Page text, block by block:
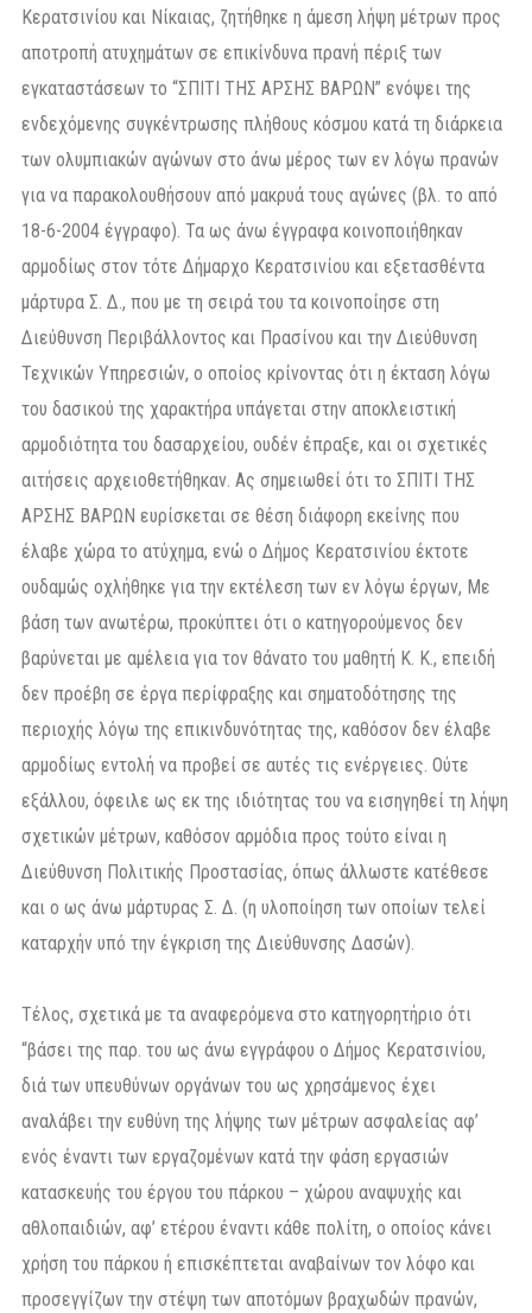
Κερατσινίου και Νίκαιας, ζητήθηκε η άμεση λήψη μέτρων προς
αποτροπή ατυχημάτων σε επικίνδυνα πρανή πέριξ των
εγκαταστάσεων το “ΣΠΙΤΙ ΤΗΣ ΑΡΣΗΣ ΒΑΡΩΝ” ενόψει της
ενδεχόμενης συγκέντρωσης πλήθους κόσμου κατά τη διάρκεια
των ολυμπιακών αγώνων στο άνω μέρος των εν λόγω πρανών
για να παρακολουθήσουν από μακρυά τους αγώνες (βλ. το από
18-6-2004 έγγραφο). Τα ως άνω έγγραφα κοινοποιήθηκαν
αρμοδίως στον τότε Δήμαρχο Κερατσινίου και εξετασθέντα
μάρτυρα Σ. Δ., που με τη σειρά του τα κοινοποίησε στη
Διεύθυνση Περιβάλλοντος και Πρασίνου και την Διεύθυνση
Τεχνικών Υπηρεσιών, ο οποίος κρίνοντας ότι η έκταση λόγω
του δασικού της χαρακτήρα υπάγεται στην αποκλειστική
αρμοδιότητα του δασαρχείου, ουδέν έπραξε, και οι σχετικές
αιτήσεις αρχειοθετήθηκαν. Ας σημειωθεί ότι το ΣΠΙΤΙ ΤΗΣ
ΑΡΣΗΣ ΒΑΡΩΝ ευρίσκεται σε θέση διάφορη εκείνης που
έλαβε χώρα το ατύχημα, ενώ ο Δήμος Κερατσινίου έκτοτε
ουδαμώς οχλήθηκε για την εκτέλεση των εν λόγω έργων, Με
βάση των ανωτέρω, προκύπτει ότι ο κατηγορούμενος δεν
βαρύνεται με αμέλεια για τον θάνατο του μαθητή Κ. Κ., επειδή
δεν προέβη σε έργα περίφραξης και σηματοδότησης της
περιοχής λόγω της επικινδυνότητας της, καθόσον δεν έλαβε
αρμοδίως εντολή να προβεί σε αυτές τις ενέργειες. Ούτε
εξάλλου, όφειλε ως εκ της ιδιότητας του να εισηγηθεί τη λήψη
σχετικών μέτρων, καθόσον αρμόδια προς τούτο είναι η
Διεύθυνση Πολιτικής Προστασίας, όπως άλλωστε κατέθεσε
και ο ως άνω μάρτυρας Σ. Δ. (η υλοποίηση των οποίων τελεί
καταρχήν υπό την έγκριση της Διεύθυνσης Δασών).
Τέλος, σχετικά με τα αναφερόμενα στο κατηγορητήριο ότι
“βάσει της παρ. του ως άνω εγγράφου ο Δήμος Κερατσινίου,
διά των υπευθύνων οργάνων του ως χρησάμενος έχει
αναλάβει την ευθύνη της λήψης των μέτρων ασφαλείας αφ’
ενός έναντι των εργαζομένων κατά την φάση εργασιών
κατασκευής του έργου του πάρκου – χώρου αναψυχής και
αθλοπαιδιών, αφ’ ετέρου έναντι κάθε πολίτη, ο οποίος κάνει
χρήση του πάρκου ή επισκέπτεται αναβαίνων τον λόφο και
προσεγγίζων την στέψη των αποτόμων βραχωδών πρανών,